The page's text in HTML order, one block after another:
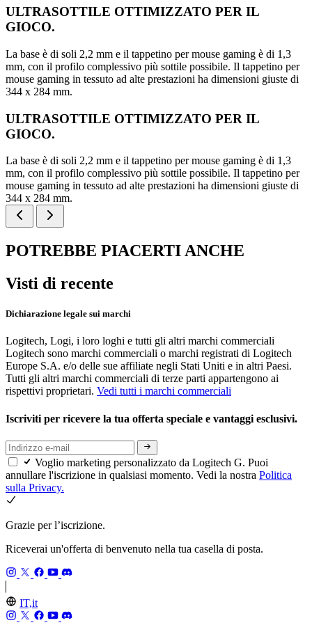
ULTRASOTTILE OTTIMIZZATO PER IL
GIOCO.
La base è di soli 2,2 mm e il tappetino per mouse gaming è di 1,3
mm, con il profilo complessivo più sottile possibile. Il tappetino per
mouse gaming in tessuto ad alte prestazioni ha dimensioni giuste di
344 x 284 mm.
ULTRASOTTILE OTTIMIZZATO PER IL
GIOCO.
La base è di soli 2,2 mm e il tappetino per mouse gaming è di 1,3
mm, con il profilo complessivo più sottile possibile. Il tappetino per
mouse gaming in tessuto ad alte prestazioni ha dimensioni giuste di
344 x 284 mm.
POTREBBE PIACERTI ANCHE
Visti di recente
Dichiarazione legale sui marchi
Logitech, Logi, i loro loghi e tutti gli altri marchi commerciali
Logitech sono marchi commerciali o marchi registrati di Logitech
Europe S.A. e/o delle sue affiliate negli Stati Uniti e in altri Paesi.
Tutti gli altri marchi commerciali di terze parti appartengono ai
rispettivi proprietari. Vedi tutti i marchi commerciali
Iscriviti per ricevere la tua offerta speciale e vantaggi esclusivi.
Voglio marketing personalizzato da Logitech G. Puoi
annullare l'iscrizione in qualsiasi momento. Vedi la nostra Politica
sulla Privacy.
Grazie per l’iscrizione.
Riceverai un'offerta di benvenuto nella tua casella di posta.
IT,it